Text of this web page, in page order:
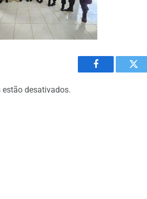
Facebook
estão desativados.